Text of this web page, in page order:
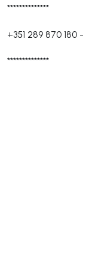
**************
+351 289 870 180 -
**************